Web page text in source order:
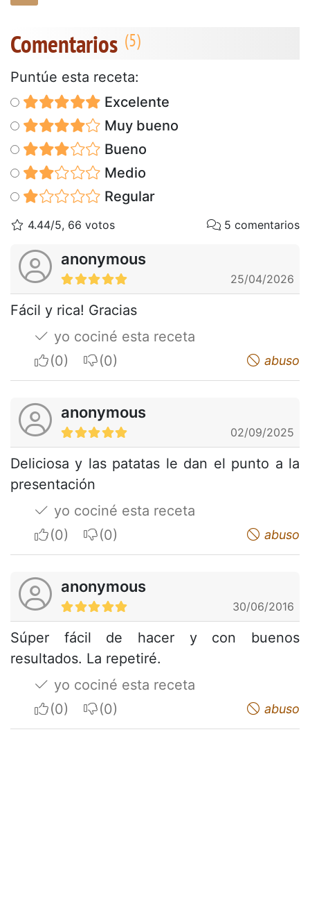
Comentarios
Puntúe esta receta:
Excelente
Muy bueno
Bueno
Medio
Regular
4.44/5, 66 votos 5 comentarios
anonymous
25/04/2026
Fácil y rica! Gracias
yo cociné esta receta
I apreciateI do not appreciate abuso
anonymous
02/09/2025
Deliciosa y las patatas le dan el punto a la
presentación
yo cociné esta receta
I apreciateI do not appreciate abuso
anonymous
30/06/2016
Súper fácil de hacer y con buenos
resultados. La repetiré.
yo cociné esta receta
I apreciateI do not appreciate abuso